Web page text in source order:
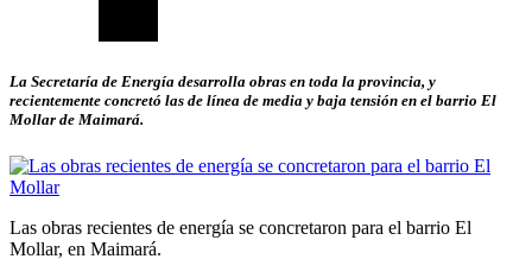
La Secretaría de Energía desarrolla obras en toda la provincia, y
recientemente concretó las de línea de media y baja tensión en el barrio El
Mollar de Maimará.
Las obras recientes de energía se concretaron para el barrio El
Mollar, en Maimará.